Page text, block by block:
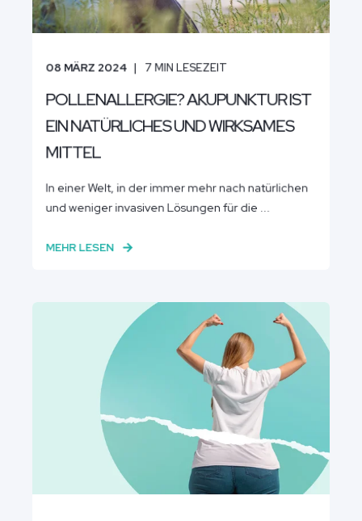
08 MÄRZ 2024 7 MIN LESEZEIT
POLLENALLERGIE? AKUPUNKTUR IST
EIN NATÜRLICHES UND WIRKSAMES
MITTEL
In einer Welt, in der immer mehr nach natürlichen
und weniger invasiven Lösungen für die ...
MEHR LESEN